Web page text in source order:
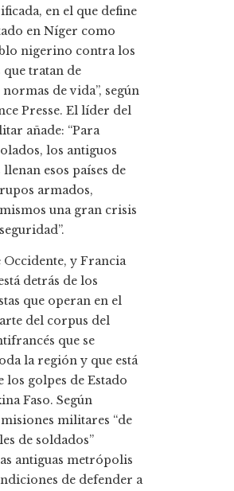
en el que define
en Níger como
nigerino contra los
tratan de
de vida”, según
Presse. El líder del
añade: “Para
los antiguos
esos países de
armados,
una gran crisis
Occidente, y Francia
detrás de los
que operan en el
del corpus del
que se
la región y que está
los golpes de Estado
Faso. Según
militares “de
de soldados”
antiguas metrópolis
de defender a